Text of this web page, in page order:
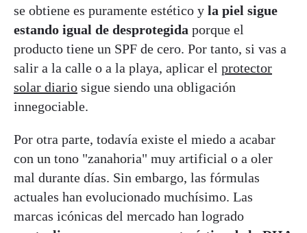
se obtiene es puramente estético y la piel sigue
estando igual de desprotegida porque el
producto tiene un SPF de cero. Por tanto, si vas a
salir a la calle o a la playa, aplicar el protector
solar diario sigue siendo una obligación
innegociable.
Por otra parte, todavía existe el miedo a acabar
con un tono "zanahoria" muy artificial o a oler
mal durante días. Sin embargo, las fórmulas
actuales han evolucionado muchísimo. Las
marcas icónicas del mercado han logrado